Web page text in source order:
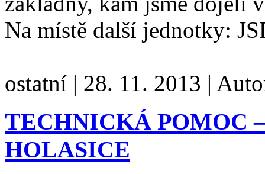
Na místě další jednotky:
ostatní | 28. 11. 2013 |
TECHNICKÁ POMOC
HOLASICE